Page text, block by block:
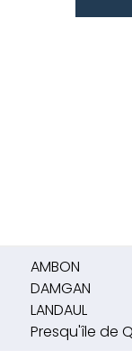
AMBON
DAMGAN
LANDAUL
Presqu'île de